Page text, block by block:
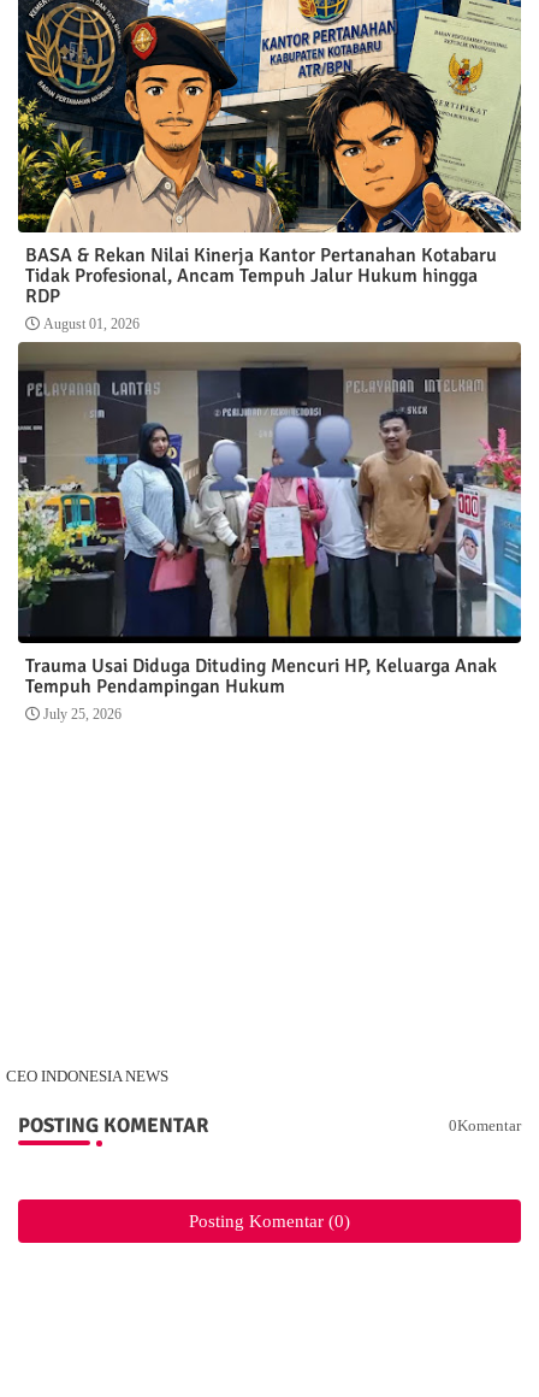
BASA & Rekan Nilai Kinerja Kantor Pertanahan Kotabaru
Tidak Profesional, Ancam Tempuh Jalur Hukum hingga
RDP
August 01, 2026
Trauma Usai Diduga Dituding Mencuri HP, Keluarga Anak
Tempuh Pendampingan Hukum
July 25, 2026
CEO INDONESIA NEWS
POSTING KOMENTAR 0Komentar
Posting Komentar (0)